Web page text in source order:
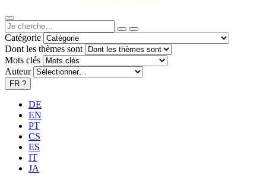
Catégorie
Dont les thèmes sont
Mots clés
Auteur
FR ?
DE
EN
PT
CS
ES
IT
JA